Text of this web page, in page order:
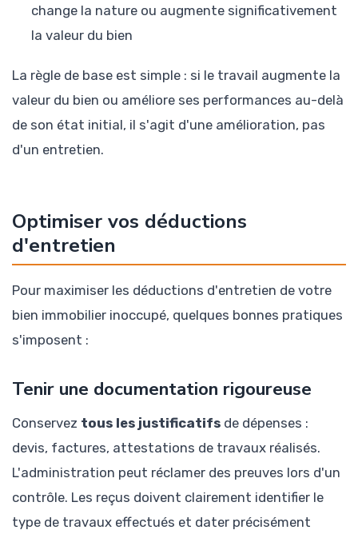
change la nature ou augmente significativement
la valeur du bien
La règle de base est simple : si le travail augmente la
valeur du bien ou améliore ses performances au-delà
de son état initial, il s'agit d'une amélioration, pas
d'un entretien.
Optimiser vos déductions
d'entretien
Pour maximiser les déductions d'entretien de votre
bien immobilier inoccupé, quelques bonnes pratiques
s'imposent :
Tenir une documentation rigoureuse
Conservez tous les justificatifs de dépenses :
devis, factures, attestations de travaux réalisés.
L'administration peut réclamer des preuves lors d'un
contrôle. Les reçus doivent clairement identifier le
type de travaux effectués et dater précisément